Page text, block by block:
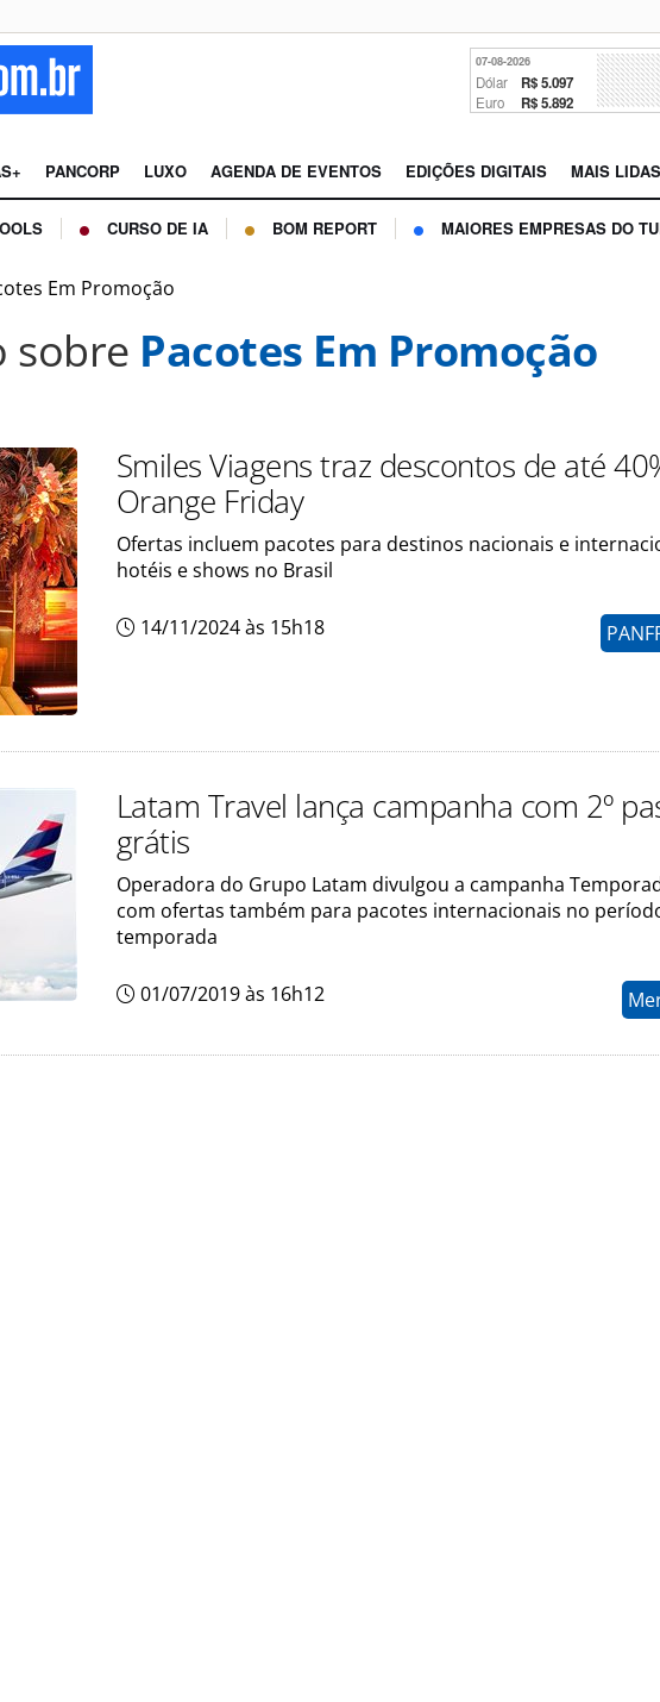
07-08-2026
Dólar R$ 5.097
Euro R$ 5.892
PANCORP LUXO AGENDA DE EVENTOS EDIÇÕES DIGITAIS MAIS LIDAS
CURSO DE IA BOM REPORT MAIORES EMPRESAS DO
Em Promoção
sobre Pacotes Em Promoção
Smiles Viagens traz descontos de até
Orange Friday
Ofertas incluem pacotes para destinos nacionais e
hotéis e shows no Brasil
14/11/2024 às 15h18
Latam Travel lança campanha com 2º
grátis
Operadora do Grupo Latam divulgou a campanha
com ofertas também para pacotes internacionais no
temporada
01/07/2019 às 16h12